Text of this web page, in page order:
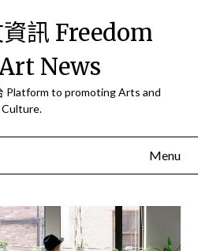
訊 Freedom
News
Platform to promoting Arts and
Culture.
Menu